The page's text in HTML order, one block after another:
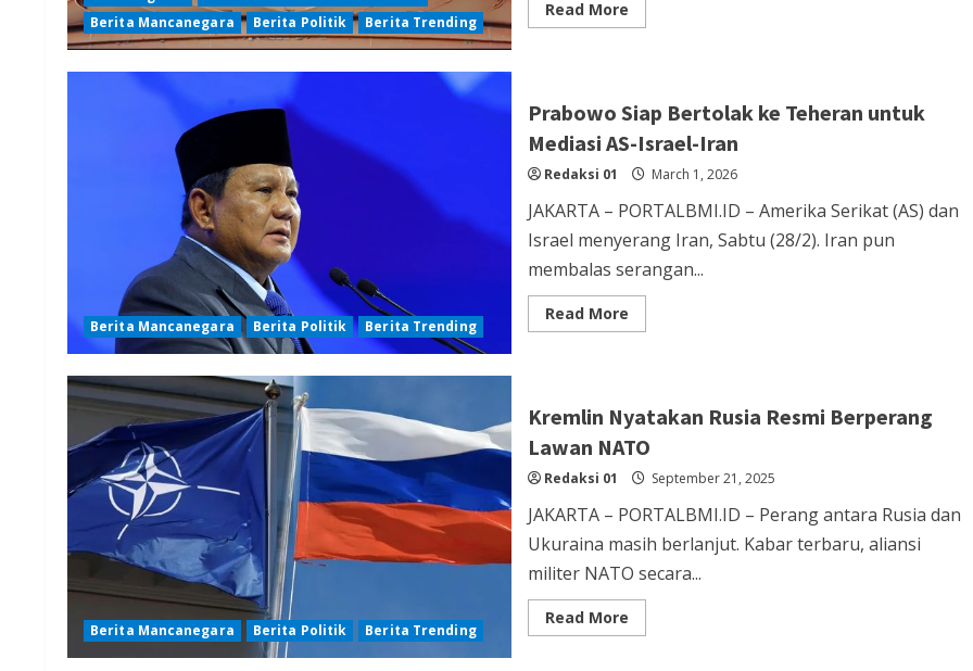
Berita Mancanegara
Berita Politik Berita Trending
Read MoreRead
more
Di-
cancel
Imbas
Serang
Berita Mancanegara Berita Politik Berita Trending
Prabowo Siap Bertolak ke Teheran untuk
Mediasi AS-Israel-Iran
Redaksi 01 March 1, 2026
JAKARTA – PORTALBMI.ID – Amerika Serikat (AS) dan
Israel menyerang Iran, Sabtu (28/2). Iran pun
membalas serangan...
Read MoreRead
more
Teheran
untuk
Mediasi
Israel-
Berita Mancanegara Berita Politik Berita Trending
Kremlin Nyatakan Rusia Resmi Berperang
Lawan NATO
Redaksi 01 September 21, 2025
JAKARTA – PORTALBMI.ID – Perang antara Rusia dan
Ukuraina masih berlanjut. Kabar terbaru, aliansi
militer NATO secara...
Read MoreRead
more